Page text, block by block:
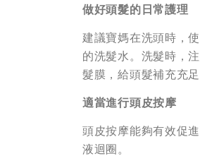
做好頭髮的日常護理
建議寶媽在洗頭時，
的洗髮水。洗髮時，
髮膜，給頭髮補充充
適當進行頭皮按摩
頭皮按摩能夠有效促
液迴圈。